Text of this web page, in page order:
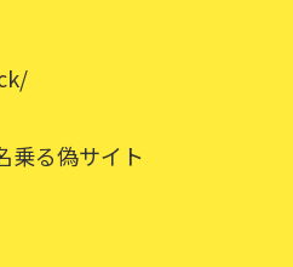
乗る偽サイト